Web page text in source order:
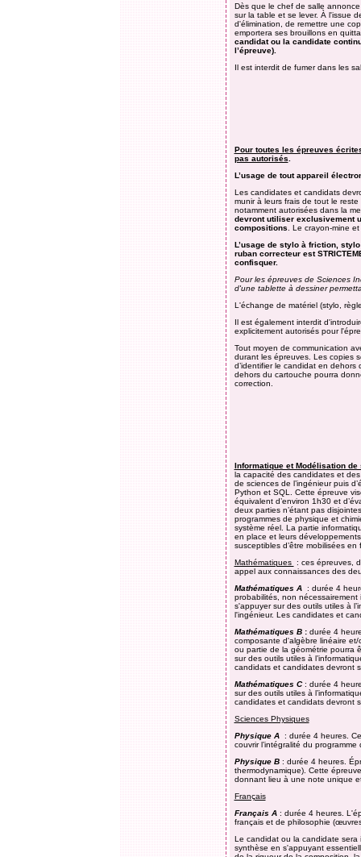
Dès que le chef de salle
sur la table et se lever. À l'issue
d'élimination, de remettre une
emportera ses brouillons en
candidat ou la candidate
l’épreuve).
Il est interdit de fumer dans les
Pour toutes les épreuves
pas autorisés
L’usage de tout appareil
Les candidates et candidats
munir à leurs frais de tout le
notamment autorisées dans la
devront utiliser exclusivement
compositions . Le crayon-mine
L’usage de stylo à friction,
ruban correcteur est
confisquer.
Pour les épreuves de Sciences
d'une tablette à dessiner
L'échange de matériel (stylo,
Il est également interdit
explicitement autorisés pour
Tout moyen de communication
durant les épreuves. Les copies
d’identifier le candidat en dehors
dehors du cartouche pourra
correction.
Informatique et Modélisation
la capacité des candidates et
de sciences de l’ingénieur puis
Python et SQL. Cette épreuve
équivalent d’environ 1h30 et
deux parties n’étant pas
programmes de physique et
système réel. La partie
en place et leurs
susceptibles d’être mobilisées
Mathématiques : ces épreuves,
appel aux connaissances des
Mathématiques A : durée 4
probabilités, non
s'appuyer sur des outils utiles à
l'ingénieur. Les candidates et
Mathématiques B: durée 4
composante d'algèbre linéaire
ou partie de la géométrie pourra
sur des outils utiles à
candidats et candidates devront
Mathématiques C: durée 4
sur des outils utiles à
candidates et candidats devront
Sciences Physiques
Physique A : durée 4 heures.
couvrir l’intégralité du
Physique B: durée 4 heures.
thermodynamique). Cette
donnant lieu à une note unique
Français
Français A: durée 4 heures.
français et de philosophie
Le candidat ou la candidate sera
synthèse en s'appuyant